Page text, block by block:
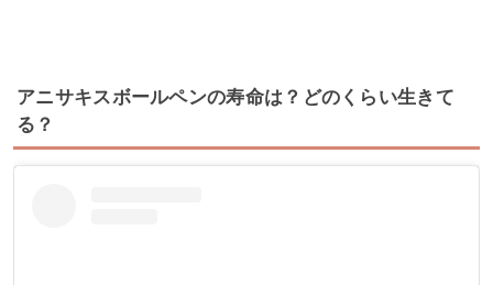
アニサキスボールペンの寿命は？どのくらい生きて
る？